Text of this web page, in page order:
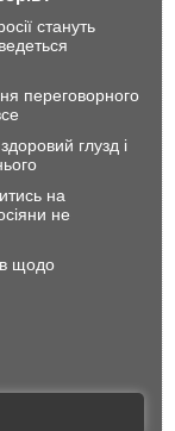
стануть
переговорного
глузд і
на
не
щодо